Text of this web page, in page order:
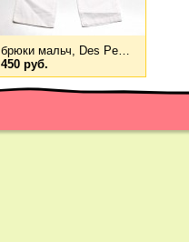
брюки мальч, Des Pe…
450 руб.